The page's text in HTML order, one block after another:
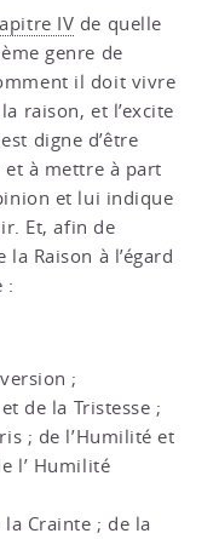
IV de quelle
genre de
il doit vivre
raison, et l’excite
digne d’être
à mettre à part
et lui indique
Et, afin de
Raison à l’égard
:
;
de la Tristesse ;
; de l’Humilité et
l’ Humilité
la Crainte ; de la